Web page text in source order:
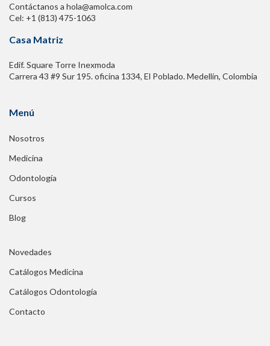
Contáctanos a hola@amolca.com
Cel: +1 (813) 475-1063
Casa Matriz
Edif. Square Torre Inexmoda
Carrera 43 #9 Sur 195. oficina 1334, El Poblado. Medellín, Colombia
Menú
Nosotros
Medicina
Odontología
Cursos
Blog
Novedades
Catálogos Medicina
Catálogos Odontología
Contacto